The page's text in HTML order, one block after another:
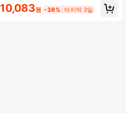
#1 TOP 3위
높은 재방문 고객
10,083원 -36% 마지막 3일